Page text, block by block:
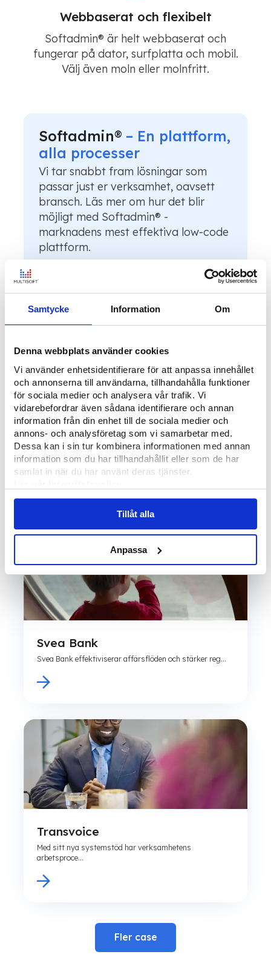
Samtycke Information Om
Denna webbplats använder cookies
Vi använder enhetsidentifierare för att anpassa innehållet
och annonserna till användarna, tillhandahålla funktioner
för sociala medier och analysera vår trafik. Vi
vidarebefordrar även sådana identifierare och annan
information från din enhet till de sociala medier och
annons- och analysföretag som vi samarbetar med.
Dessa kan i sin tur kombinera informationen med annan
information som du har tillhandahållit eller som de har
samlat in när du har använt deras tjänster.
Läs mer om våraCookies
Tillåt alla
Anpassa
Webbaserat och flexibelt
Softadmin® är helt webbaserat och
fungerar på dator, surfplatta och mobil.
Välj även moln eller molnfritt.
Softadmin® – En plattform,
alla processer
Vi tar snabbt fram lösningar som
passar just er verksamhet, oavsett
bransch. Läs mer om hur det blir
möjligt med Softadmin® -
marknadens mest effektiva low-code
plattform.
Kundcase
Svea Bank
Svea Bank effektiviserar affärsflöden och stärker reg...
Transvoice
Med sitt nya systemstöd har verksamhetens
arbetsproce...
Fler case